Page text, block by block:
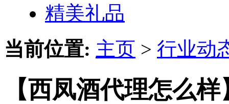
精美礼品
当前位置: 主页 > 行业动
【西凤酒代理怎么